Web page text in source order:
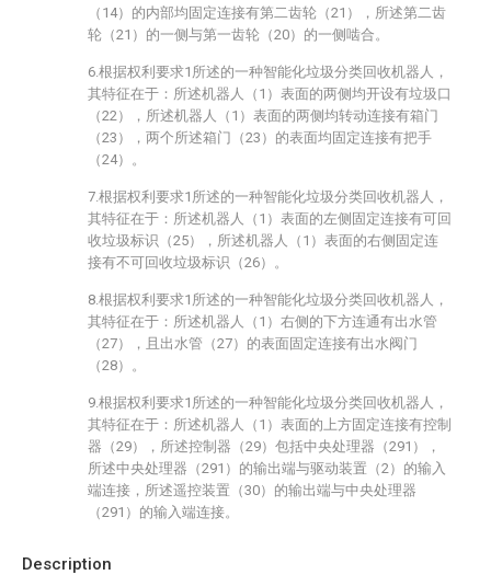
Description
（14）的内部均固定连接有第二齿轮（21），所述第二齿
轮（21）的一侧与第一齿轮（20）的一侧啮合。
6.根据权利要求1所述的一种智能化垃圾分类回收机器人，
其特征在于：所述机器人（1）表面的两侧均开设有垃圾口
（22），所述机器人（1）表面的两侧均转动连接有箱门
（23），两个所述箱门（23）的表面均固定连接有把手
（24）。
7.根据权利要求1所述的一种智能化垃圾分类回收机器人，
其特征在于：所述机器人（1）表面的左侧固定连接有可回
收垃圾标识（25），所述机器人（1）表面的右侧固定连
接有不可回收垃圾标识（26）。
8.根据权利要求1所述的一种智能化垃圾分类回收机器人，
其特征在于：所述机器人（1）右侧的下方连通有出水管
（27），且出水管（27）的表面固定连接有出水阀门
（28）。
9.根据权利要求1所述的一种智能化垃圾分类回收机器人，
其特征在于：所述机器人（1）表面的上方固定连接有控制
器（29），所述控制器（29）包括中央处理器（291），
所述中央处理器（291）的输出端与驱动装置（2）的输入
端连接，所述遥控装置（30）的输出端与中央处理器
（291）的输入端连接。